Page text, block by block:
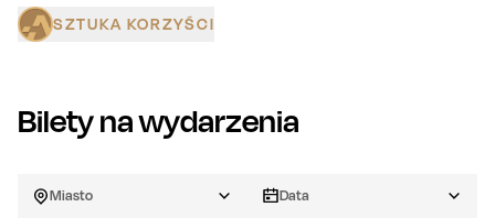
SZTUKA KORZYŚCI
Bilety na wydarzenia
Miasto Data